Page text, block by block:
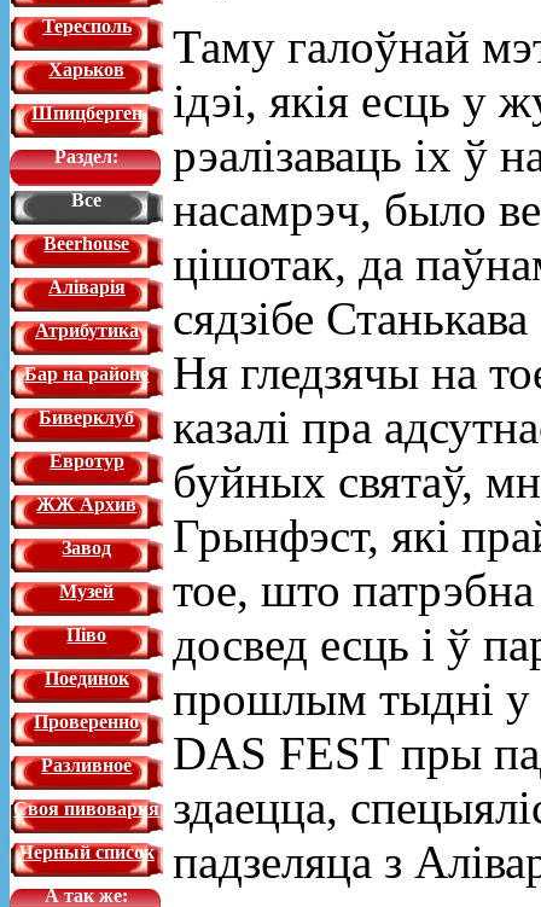
Тересполь
Харьков
Шпицберген
Раздел:
Все
Beerhouse
Аліварія
Атрибутика
Бар на районе
Биверклуб
Евротур
ЖЖ Архив
Завод
Музей
Піво
Поединок
Проверенно
Разливное
Своя пивоварня
Черный список
А так же:
Таму галоўнай
ідэі, якія есць у
рэалізаваць іх ў
насамрэч, было
цішотак, да
сядзібе
Ня гледзячы на
казалі пра
буйных святаў,
Грынфэст, які
тое, што
досвед есць і ў
прошлым тыдні
DAS FEST пры
здаецца,
падзеляца з